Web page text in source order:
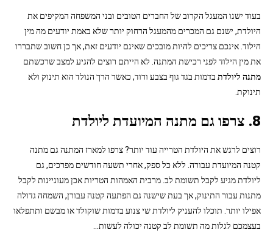
בעוד ישנו המעגל הקרוב של החברים הטובים ובני המשפחה המקיפים את
היולדת, ישנם גם המכרים מהמעגל הרחוק יותר שלא באמת יודעים מה מין
הילוד. אינכם צריכים להיות מובכים שאינם יודעים זאת, אך כן חשוב שתבררו
את מין הילוד לפני רכישת המתנה. לא הייתם רוצים להגיע למצב שרכשתם
מתנה ליולדת בדמות בגד גוף בצבע ורוד, כאשר הרך הנולד הוא תינוק ולא
תינוקת.
8. צרפו גם מתנה המיועדת ליולדת
רוצים לרגש את היולדת הטרייה עוד יותר? צרפו למארז המתנה גם מתנה
קטנה המיועדת עבורה. ללא כל ספק, אחרי תשעה חודשים מפרכים, גם
ליולדת מגיע לקבל תשומת לב. מרבית האמהות הטריות אכן מעוניינות לקבל
מתנות עבור התינוק, אך בעת שישנה גם הפתעה קטנה עבורן, השמחה גדולה
אפילו יותר. תוכלו להעניק ליולדת שי צנוע בדמות שוקולד או מבשם ותתפלאו
בעצמכם לגלות מה תשומת לב קטנה יכולה לעשות…